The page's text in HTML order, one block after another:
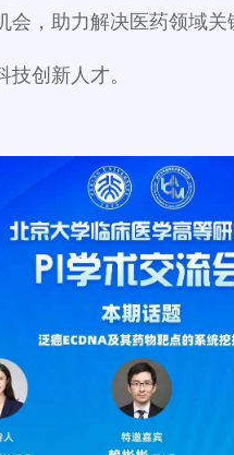
会，助力解决医药领域关
技创新人才。